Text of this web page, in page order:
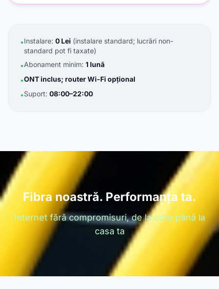
•Instalare: 0 Lei (instalare standard; lucrări non-
standard pot fi taxate)
•Abonament minim: 1 lună
•ONT inclus; router Wi-Fi opțional
•Suport: 08:00–22:00
Fibra noastră. Performanța ta.
Internet fără compromisuri, de la core până la
casa ta